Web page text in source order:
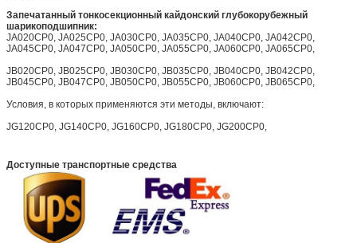
Запечатанный тонкосекционный кайдонский глубокорубежный
шарикоподшипник:
JA020CP0, JA025CP0, JA030CP0, JA035CP0, JA040CP0, JA042CP0,
JA045CP0, JA047CP0, JA050CP0, JA055CP0, JA060CP0, JA065CP0,
JB020CP0, JB025CP0, JB030CP0, JB035CP0, JB040CP0, JB042CP0,
JB045CP0, JB047CP0, JB050CP0, JB055CP0, JB060CP0, JB065CP0,
Условия, в которых применяются эти методы, включают:
JG120CP0, JG140CP0, JG160CP0, JG180CP0, JG200CP0,
Доступные транспортные средства